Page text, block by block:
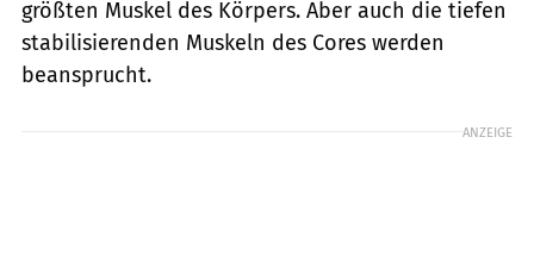
größten Muskel des Körpers. Aber auch die tiefen
stabilisierenden Muskeln des Cores werden
beansprucht.
ANZEIGE